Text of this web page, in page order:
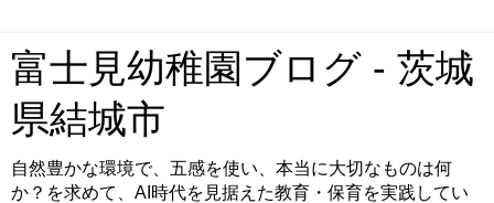
富士見幼稚園ブログ - 茨城
県結城市
自然豊かな環境で、五感を使い、本当に大切なものは何
か？を求めて、AI時代を見据えた教育・保育を実践してい